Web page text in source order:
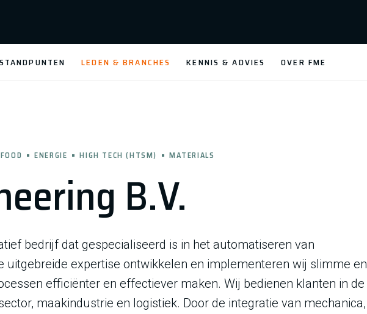
STANDPUNTEN LEDEN & BRANCHES KENNIS & ADVIES OVER FME
B.V.
ENERGIE HIGH TECH (HTSM) MATERIALS
bedrijf dat gespecialiseerd is in het automatiseren van
uitgebreide expertise ontwikkelen en implementeren wij slimme en
efficiënter en effectiever maken. Wij bedienen klanten in de
maakindustrie en logistiek. Door de integratie van mechanica,